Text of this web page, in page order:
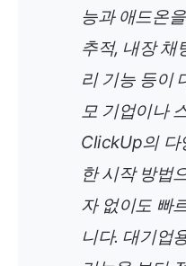
능과 애드온
추적, 내장 채
리 기능 등이
모 기업이나
ClickUp의 다
한 시작 방법
자 없이도 빠
니다. 대기업